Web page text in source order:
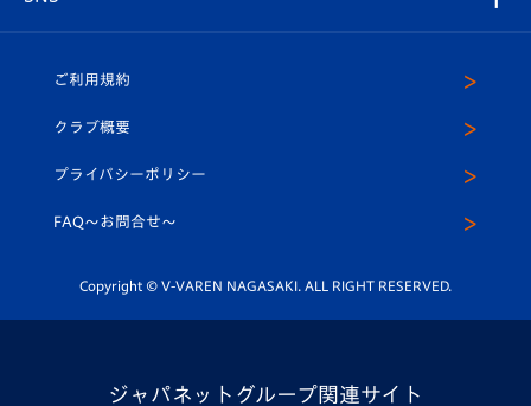
ホームタウン
平和祈念活動
ホームタウン活動
U-18
スクール
ヴィヴィくんインスタグラム
公式LINE＠
ご利用規約
クラブ概要
プライバシーポリシー
FAQ〜お問合せ〜
Copyright © V-VAREN NAGASAKI. ALL RIGHT RESERVED.
ジャパネットグループ関連サイト